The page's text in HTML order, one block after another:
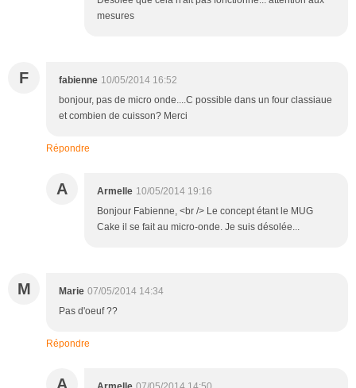
mesures
F fabienne 10/05/2014 16:52
bonjour, pas de micro onde....C possible dans un four classiaue
et combien de cuisson? Merci
Répondre
A Armelle 10/05/2014 19:16
Bonjour Fabienne, <br /> Le concept étant le MUG
Cake il se fait au micro-onde. Je suis désolée...
M Marie 07/05/2014 14:34
Pas d'oeuf ??
Répondre
A